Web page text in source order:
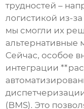
трудностей –
логистикой из-
мы смогли их
альтернативные
Сейчас, особое
интеграции
(BMS). Это